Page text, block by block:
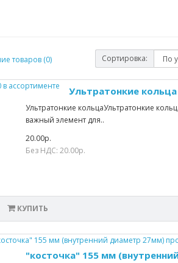
товаров (0) Сортировка:
Ультратонкие
Ультратонкие кольцаУльтратонкие
важный элемент для..
20.00р.
Без НДС: 20.00р.
КУПИТЬ
"косточка" 155 мм